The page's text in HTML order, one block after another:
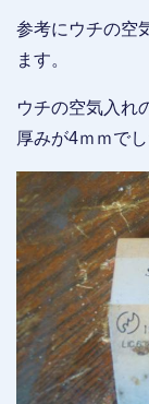
参考にウチの空
ます。
ウチの空気入れ
厚みが4ｍｍでし